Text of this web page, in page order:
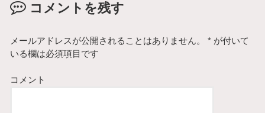
コメントを残す
メールアドレスが公開されることはありません。 * が付いて
いる欄は必須項目です
コメント